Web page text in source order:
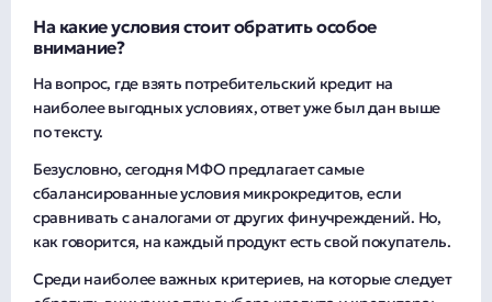
На какие условия стоит обратить особое
внимание?
На вопрос, где взять потребительский кредит на
наиболее выгодных условиях, ответ уже был дан выше
по тексту.
Безусловно, сегодня МФО предлагает самые
сбалансированные условия микрокредитов, если
сравнивать с аналогами от других финучреждений. Но,
как говорится, на каждый продукт есть свой покупатель.
Среди наиболее важных критериев, на которые следует